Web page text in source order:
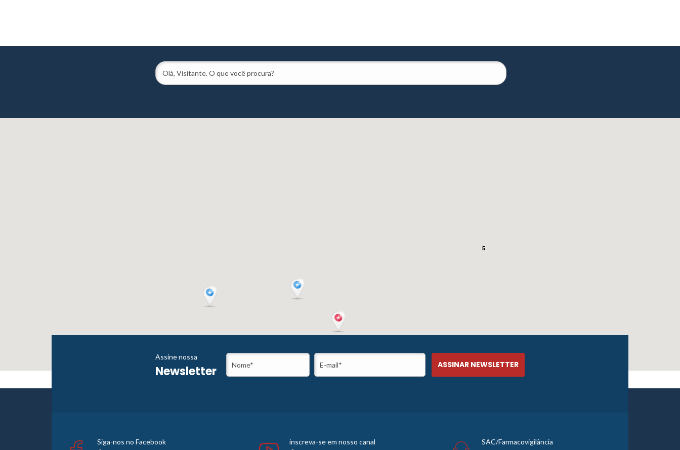
5
Assine nossa
Newsletter
Siga-nos no Facebook inscreva-se em nosso canal SAC/Farmacovigilância